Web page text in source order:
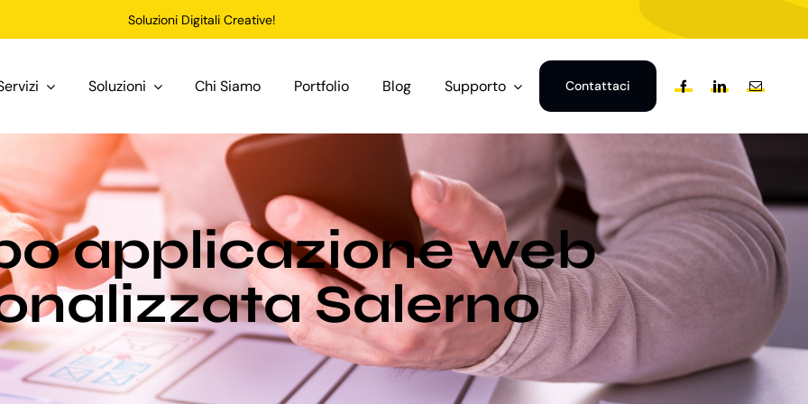
Soluzioni Digitali Creative!
Soluzioni Chi Siamo Portfolio Blog Supporto Contattaci
applicazione web
Salerno